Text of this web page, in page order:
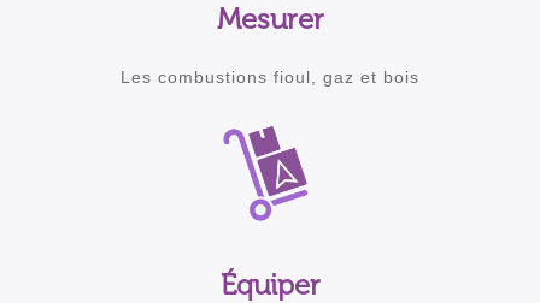
Mesurer
Les combustions fioul, gaz et bois
Équiper